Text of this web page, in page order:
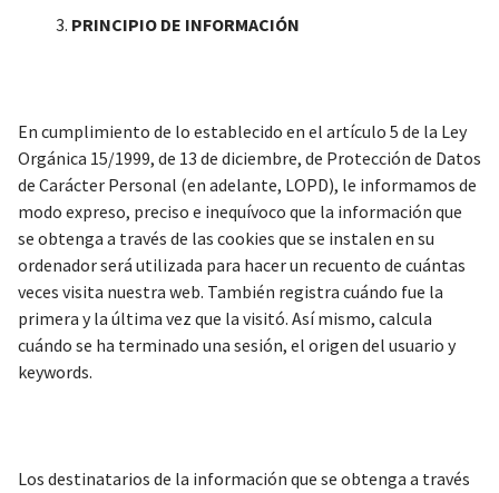
PRINCIPIO DE INFORMACIÓN
En cumplimiento de lo establecido en el artículo 5 de la Ley
Orgánica 15/1999, de 13 de diciembre, de Protección de Datos
de Carácter Personal (en adelante, LOPD), le informamos de
modo expreso, preciso e inequívoco que la información que
se obtenga a través de las cookies que se instalen en su
ordenador será utilizada para hacer un recuento de cuántas
veces visita nuestra web. También registra cuándo fue la
primera y la última vez que la visitó. Así mismo, calcula
cuándo se ha terminado una sesión, el origen del usuario y
keywords.
Los destinatarios de la información que se obtenga a través